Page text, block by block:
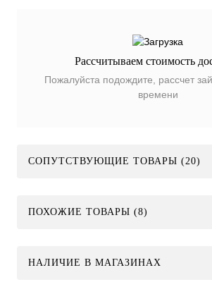
Рассчитываем стоимость
Пожалуйста подождите, рассчет
времени
СОПУТСТВУЮЩИЕ ТОВАРЫ (20)
ПОХОЖИЕ ТОВАРЫ (8)
НАЛИЧИЕ В МАГАЗИНАХ